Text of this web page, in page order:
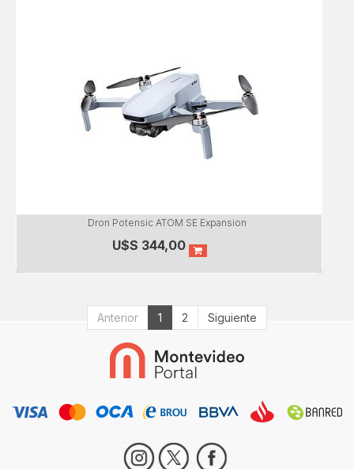
Dron Potensic ATOM SE Expansion
U$S 344,00
Anterior 1 2 Siguiente